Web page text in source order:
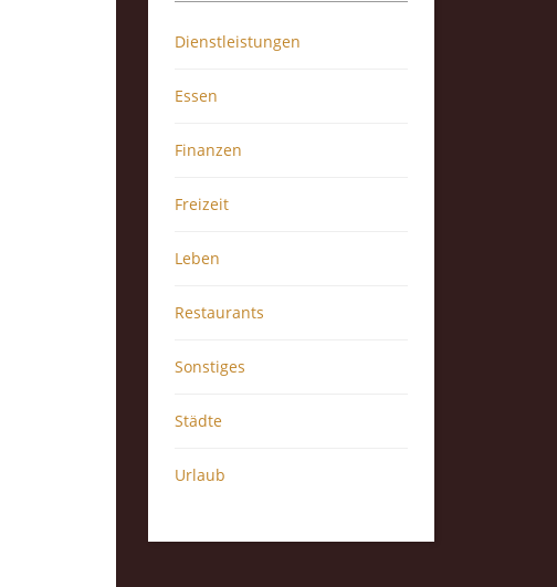
Dienstleistungen
Essen
Finanzen
Freizeit
Leben
Restaurants
Sonstiges
Städte
Urlaub